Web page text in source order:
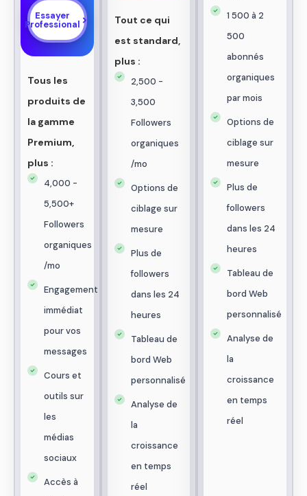
Essayer
Professional
Tous les
produits de
la gamme
Premium,
plus :
4,000 -
5,500+
Followers
organiques
/mo
Engagement
immédiat
pour vos
messages
Cours et
outils sur
les
médias
sociaux
Accès à
Tout ce qui
est standard,
plus :
2,500 -
3,500
Followers
organiques
/mo
Options de
ciblage sur
mesure
Plus de
followers
dans les 24
heures
Tableau de
bord Web
personnalisé
Analyse de
la
croissance
en temps
réel
1 500 à 2
500
abonnés
organiques
par mois
Options de
ciblage sur
mesure
Plus de
followers
dans les 24
heures
Tableau de
bord Web
personnalisé
Analyse de
la
croissance
en temps
réel